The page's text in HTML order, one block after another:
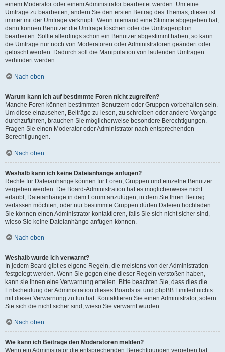
einem Moderator oder einem Administrator bearbeitet werden. Um eine
Umfrage zu bearbeiten, ändern Sie den ersten Beitrag des Themas; dieser ist
immer mit der Umfrage verknüpft. Wenn niemand eine Stimme abgegeben hat,
dann können Benutzer die Umfrage löschen oder die Umfrageoption
bearbeiten. Sollte allerdings schon ein Benutzer abgestimmt haben, so kann
die Umfrage nur noch von Moderatoren oder Administratoren geändert oder
gelöscht werden. Dadurch soll die Manipulation von laufenden Umfragen
verhindert werden.
Nach oben
Warum kann ich auf bestimmte Foren nicht zugreifen?
Manche Foren können bestimmten Benutzern oder Gruppen vorbehalten sein.
Um diese einzusehen, Beiträge zu lesen, zu schreiben oder andere Vorgänge
durchzuführen, brauchen Sie möglicherweise besondere Berechtigungen.
Fragen Sie einen Moderator oder Administrator nach entsprechenden
Berechtigungen.
Nach oben
Weshalb kann ich keine Dateianhänge anfügen?
Rechte für Dateianhänge können für Foren, Gruppen und einzelne Benutzer
vergeben werden. Die Board-Administration hat es möglicherweise nicht
erlaubt, Dateianhänge in dem Forum anzufügen, in dem Sie Ihren Beitrag
verfassen möchten, oder nur bestimmte Gruppen dürfen Dateien hochladen.
Sie können einen Administrator kontaktieren, falls Sie sich nicht sicher sind,
wieso Sie keine Dateianhänge anfügen können.
Nach oben
Weshalb wurde ich verwarnt?
In jedem Board gibt es eigene Regeln, die meistens von der Administration
festgelegt werden. Wenn Sie gegen eine dieser Regeln verstoßen haben,
kann sie Ihnen eine Verwarnung erteilen. Bitte beachten Sie, dass dies die
Entscheidung der Administration dieses Boards ist und phpBB Limited nichts
mit dieser Verwarnung zu tun hat. Kontaktieren Sie einen Administrator, sofern
Sie sich die nicht sicher sind, wieso Sie verwarnt wurden.
Nach oben
Wie kann ich Beiträge den Moderatoren melden?
Wenn ein Administrator die entsprechenden Berechtigungen vergeben hat,